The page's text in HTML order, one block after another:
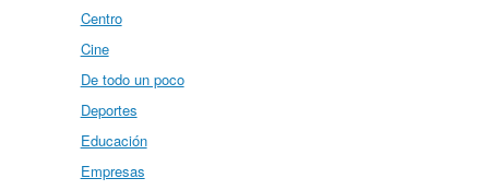
Centro
Cine
De todo un poco
Deportes
Educación
Empresas